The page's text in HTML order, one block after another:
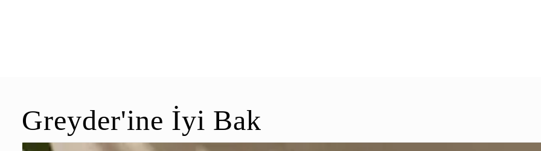
Greyder'ine İyi Bak